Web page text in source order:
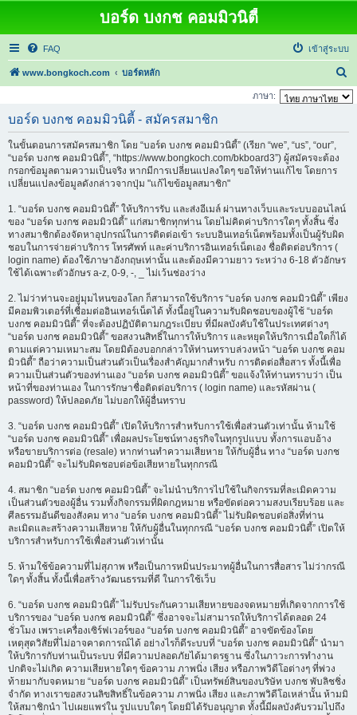
บอร์ด บงกช คอมมิวนิตี้
FAQ เข้าสู่ระบบ
www.bongkoch.com บอร์ดหลัก
น
ภาษา:
บอร์ด บงกช คอมมิวนิตี้ - สมัครสมาชิก
ในขั้นตอนการสมัครสมาชิก โดย “บอร์ด บงกช คอมมิวนิตี้” (เรียก “we”, “us”, “our”,
“บอร์ด บงกช คอมมิวนิตี้”, “https://www.bongkoch.com/bkboard3”) ผู้สมัครจะต้อง
กรอกข้อมูลตามความเป็นจริง หากมีการเปลี่ยนแปลงใดๆ ขอให้ท่านแก้ไข โดยการ
เปลี่ยนแปลงข้อมูลดังกล่าวจากปุ่ม "แก้ไขข้อมูลสมาชิก"
1. “บอร์ด บงกช คอมมิวนิตี้” ให้บริการรับ และส่งอีเมล์ ผ่านทางเว็บและระบบออนไลน์
ของ “บอร์ด บงกช คอมมิวนิตี้” แก่สมาชิกทุกท่าน โดยไม่คิดค่าบริการใดๆ ทั้งสิ้น ซึ่ง
ทางสมาชิกต้องจัดหาอุปกรณ์ในการติดต่อเข้า ระบบอินเทอร์เน็ตพร้อมทั้งเป็นผู้รับผิด
ชอบในการจ่ายค่าบริการ โทรศัพท์ และค่าบริการอินเทอร์เน็ตเอง ชื่อติดต่อบริการ (
login name) ต้องใช้ภาษาอังกฤษเท่านั้น และต้องมีความยาว ระหว่าง 6-18 ตัวอักษร
ใช้ได้เฉพาะตัวอักษร a-z, 0-9, -, _ ไม่เว้นช่องว่าง
2. ไม่ว่าท่านจะอยู่มุมไหนของโลก ก็สามารถใช้บริการ “บอร์ด บงกช คอมมิวนิตี้” เพียง
มีคอมพิวเตอร์ที่เชื่อมต่ออินเทอร์เน็ตได้ ทั้งนี้อยู่ในความรับผิดชอบของผู้ใช้ “บอร์ด
บงกช คอมมิวนิตี้” ที่จะต้องปฏิบัติตามกฎระเบียบ ที่มีผลบังคับใช้ในประเทศต่างๆ
“บอร์ด บงกช คอมมิวนิตี้” ขอสงวนสิทธิ์ในการให้บริการ และหยุดให้บริการเมื่อใดก็ได้
ตามแต่ความเหมาะสม โดยมิต้องบอกกล่าวให้ท่านทราบล่วงหน้า “บอร์ด บงกช คอม
มิวนิตี้” ถือว่าความเป็นส่วนตัวเป็นเรื่องสำคัญมากสำหรับ การติดต่อสื่อสาร ทั้งนี้เพื่อ
ความเป็นส่วนตัวของท่านเอง “บอร์ด บงกช คอมมิวนิตี้” ขอแจ้งให้ท่านทราบว่า เป็น
หน้าที่ของท่านเอง ในการรักษาชื่อติดต่อบริการ ( login name) และรหัสผ่าน (
password) ให้ปลอดภัย ไม่บอกให้ผู้อื่นทราบ
3. “บอร์ด บงกช คอมมิวนิตี้” เปิดให้บริการสำหรับการใช้เพื่อส่วนตัวเท่านั้น ห้ามใช้
“บอร์ด บงกช คอมมิวนิตี้” เพื่อผลประโยชน์ทางธุรกิจในทุกรูปแบบ ทั้งการแอบอ้าง
หรือขายบริการต่อ (resale) หากท่านทำความเสียหาย ให้กับผู้อื่น ทาง “บอร์ด บงกช
คอมมิวนิตี้” จะไม่รับผิดชอบต่อข้อเสียหายในทุกกรณี
4. สมาชิก “บอร์ด บงกช คอมมิวนิตี้” จะไม่นำบริการไปใช้ในกิจกรรมที่ละเมิดความ
เป็นส่วนตัวของผู้อื่น รวมทั้งกิจกรรมที่ผิดกฎหมาย หรือขัดต่อความสงบเรียบร้อย และ
ศีลธรรมอันดีของสังคม ทาง “บอร์ด บงกช คอมมิวนิตี้” ไม่รับผิดชอบต่อสิ่งที่ท่าน
ละเมิดและสร้างความเสียหาย ให้กับผู้อื่นในทุกกรณี “บอร์ด บงกช คอมมิวนิตี้” เปิดให้
บริการสำหรับการใช้เพื่อส่วนตัวเท่านั้น
5. ห้ามใช้ข้อความที่ไม่สุภาพ หรือเป็นการหมิ่นประมาทผู้อื่นในการสื่อสาร ไม่ว่ากรณี
ใดๆ ทั้งสิ้น ทั้งนี้เพื่อสร้างวัฒนธรรมที่ดี ในการใช้เว็บ
6. “บอร์ด บงกช คอมมิวนิตี้” ไม่รับประกันความเสียหายของจดหมายที่เกิดจากการใช้
บริการของ “บอร์ด บงกช คอมมิวนิตี้” ซึ่งอาจจะไม่สามารถให้บริการได้ตลอด 24
ชั่วโมง เพราะเครื่องเซิร์ฟเวอร์ของ “บอร์ด บงกช คอมมิวนิตี้” อาจขัดข้องโดย
เหตุสุดวิสัยที่ไม่อาจคาดการณ์ได้ อย่างไรก็ดีระบบที่ “บอร์ด บงกช คอมมิวนิตี้” นำมา
ให้บริการกับท่านเป็นระบบ ที่มีความปลอดภัยได้มาตรฐาน ซึ่งในภาวะการทำงาน
ปกติจะไม่เกิด ความเสียหายใดๆ ข้อความ ภาพนิ่ง เสียง หรือภาพวิดีโอต่างๆ ที่พ่วง
ท้ายมากับจดหมาย “บอร์ด บงกช คอมมิวนิตี้” เป็นทรัพย์สินของบริษัท บงกช พับลิชชิ่ง
จำกัด ทางเราขอสงวนลิขสิทธิ์ในข้อความ ภาพนิ่ง เสียง และภาพวิดีโอเหล่านั้น ห้ามมิ
ให้สมาชิกนำ ไปเผยแพร่ใน รูปแบบใดๆ โดยมิได้รับอนุญาต ทั้งนี้มีผลบังคับรวมไปถึง